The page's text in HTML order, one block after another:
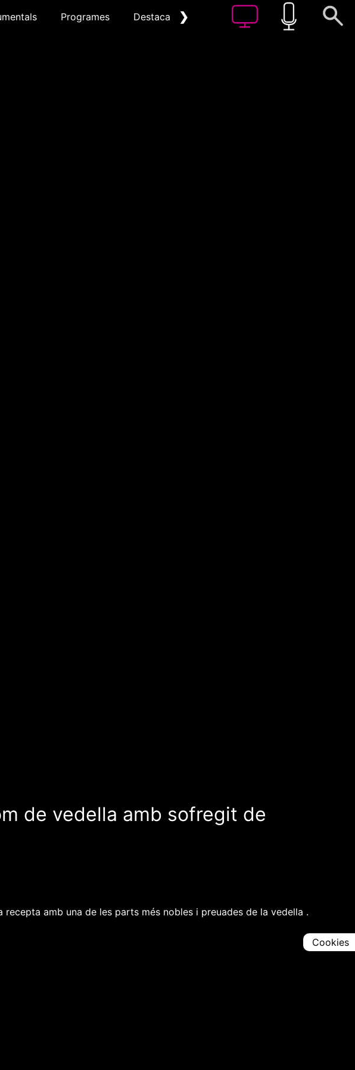
Programes Destacat ❯
de vedella amb sofregit de
amb una de les parts més nobles i preuades de la vedella .
Cookies